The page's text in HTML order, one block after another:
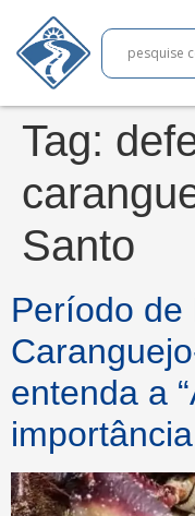
Tag:
Santo
Período de
entenda a